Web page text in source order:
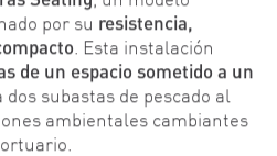
por su resistencia,
. Esta instalación
de un espacio sometido a un
dos subastas de pescado al
ambientales cambiantes